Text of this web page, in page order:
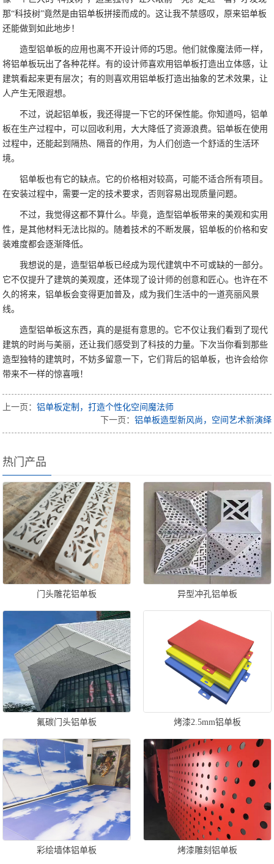
那“科技树”竟然是由铝单板拼接而成的。这让我不禁感叹，原来铝单板
还能做到如此地步！
造型铝单板的应用也离不开设计师的巧思。他们就像魔法师一样，
将铝单板玩出了各种花样。有的设计师喜欢用铝单板打造出立体感，让
建筑看起来更有层次；有的则喜欢用铝单板打造出抽象的艺术效果，让
人产生无限遐想。
不过，说起铝单板，我还得提一下它的环保性能。你知道吗，铝单
板在生产过程中，可以回收利用，大大降低了资源浪费。铝单板在使用
过程中，还能起到隔热、隔音的作用，为人们创造一个舒适的生活环
境。
铝单板也有它的缺点。它的价格相对较高，可能不适合所有项目。
在安装过程中，需要一定的技术要求，否则容易出现质量问题。
不过，我觉得这都不算什么。毕竟，造型铝单板带来的美观和实用
性，是其他材料无法比拟的。随着技术的不断发展，铝单板的价格和安
装难度都会逐渐降低。
我想说的是，造型铝单板已经成为现代建筑中不可或缺的一部分。
它不仅提升了建筑的美观度，还体现了设计师的创意和匠心。也许在不
久的将来，铝单板会变得更加普及，成为我们生活中的一道亮丽风景
线。
造型铝单板这东西，真的是挺有意思的。它不仅让我们看到了现代
建筑的时尚与美丽，还让我们感受到了科技的力量。下次当你看到那些
造型独特的建筑时，不妨多留意一下，它们背后的铝单板，也许会给你
带来不一样的惊喜哦！
上一页：铝单板定制，打造个性化空间魔法师
下一页： 铝单板造型新风尚，空间艺术新演绎
热门产品
门头雕花铝单板 异型冲孔铝单板
氟碳门头铝单板 烤漆2.5mm铝单板
彩绘墙体铝单板 烤漆雕刻铝单板